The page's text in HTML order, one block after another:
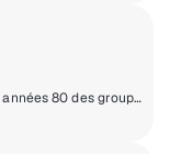
Hair métal, Glam et hard rock des années 80 des groupes aux cheveux longs!